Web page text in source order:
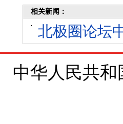
相关新闻：
北极圈论坛
中华人民共和